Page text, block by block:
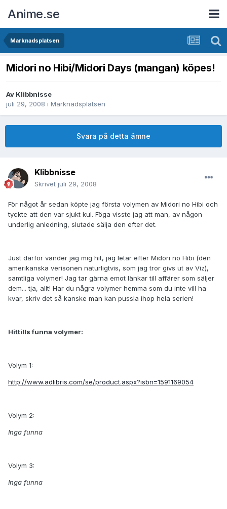
Anime.se
Marknadsplatsen
Midori no Hibi/Midori Days (mangan) köpes!
Av Klibbnisse
juli 29, 2008 i Marknadsplatsen
Svara på detta ämne
Klibbnisse
Skrivet juli 29, 2008
För något år sedan köpte jag första volymen av Midori no Hibi och
tyckte att den var sjukt kul. Föga visste jag att man, av någon
underlig anledning, slutade sälja den efter det.
Just därför vänder jag mig hit, jag letar efter Midori no Hibi (den
amerikanska verisonen naturligtvis, som jag tror givs ut av Viz),
samtliga volymer! Jag tar gärna emot länkar till affärer som säljer
dem... tja, allt! Har du några volymer hemma som du inte vill ha
kvar, skriv det så kanske man kan pussla ihop hela serien!
Hittills funna volymer:
Volym 1:
http://www.adlibris.com/se/product.aspx?isbn=1591169054
Volym 2:
Inga funna
Volym 3:
Inga funna